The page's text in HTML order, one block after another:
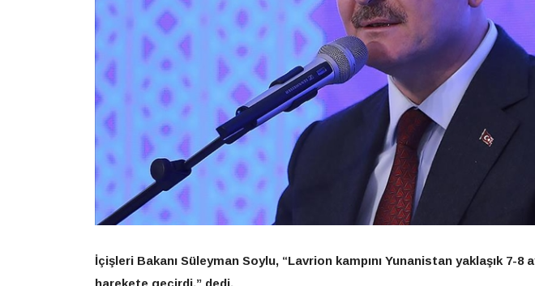
İçişleri Bakanı Süleyman Soylu, “Lavrion kampını Yunanistan yaklaşık 7-
harekete geçirdi.” dedi.